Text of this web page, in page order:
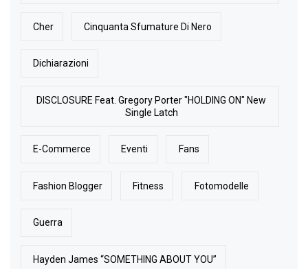
Cher Cinquanta Sfumature Di Nero
Dichiarazioni
DISCLOSURE Feat. Gregory Porter "HOLDING ON" New
Single Latch
E-Commerce Eventi Fans
Fashion Blogger Fitness Fotomodelle
Guerra
Hayden James “SOMETHING ABOUT YOU”